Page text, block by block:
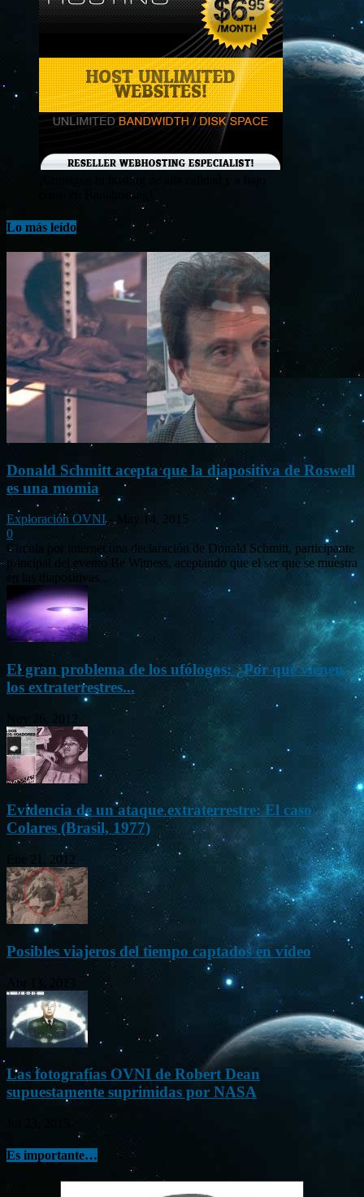
¡Consigue tu hosting de alta calidad y a bajo
costo en Banahosting!
Lo más leído
Donald Schmitt acepta que la diapositiva de Roswell
es una momia
Exploración OVNI -
May 14, 2015
0
Circula por internet una declaración de Donald Schmitt, participante
principal del evento Be Witness, aceptando que el ser que se muestra
en las diapositivas...
El gran problema de los ufólogos: ¿Por qué vienen
los extraterrestres...
Nov 26, 2012
Evidencia de un ataque extraterrestre: El caso
Colares (Brasil, 1977)
Ene 21, 2012
Posibles viajeros del tiempo captados en vídeo
Las fotografías OVNI de Robert Dean
supuestamente suprimidas por NASA
Es importante…